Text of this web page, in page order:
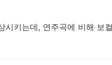
키는데, 연주곡에 비해 보